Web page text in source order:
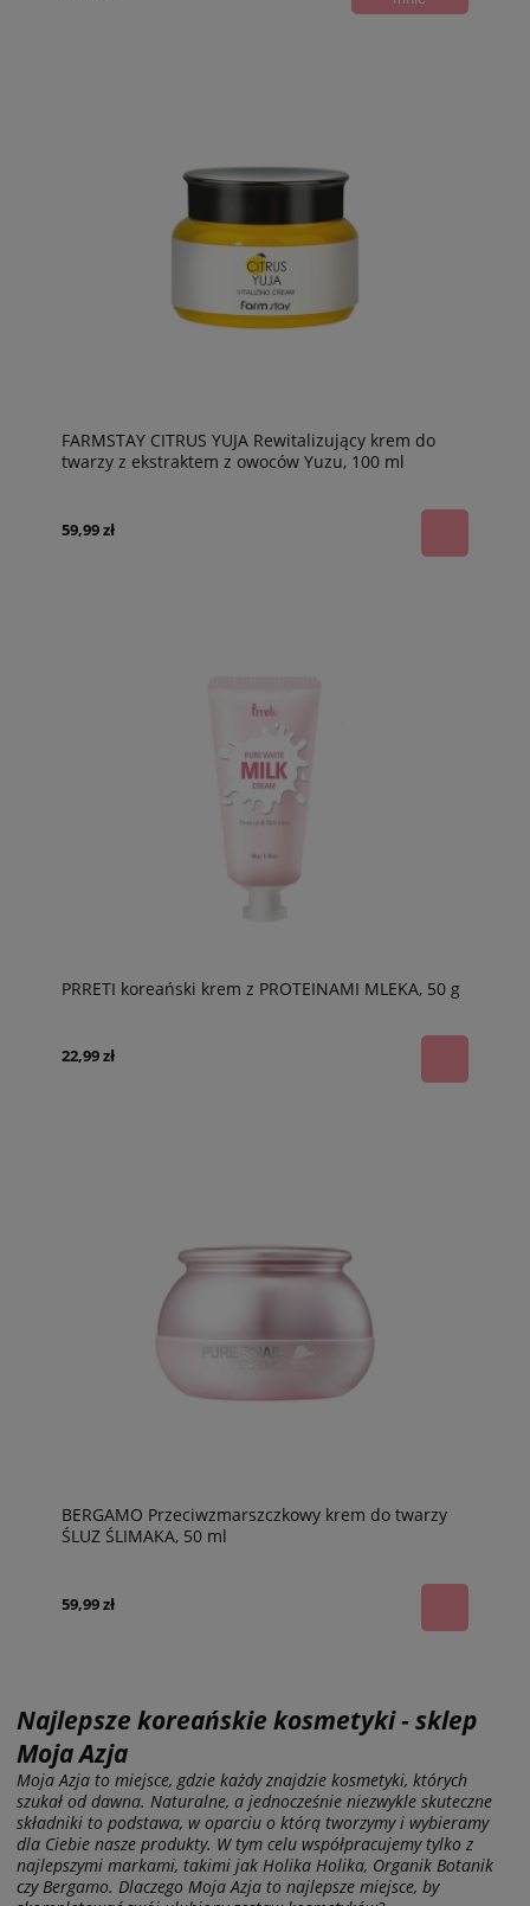
FARMSTAY CITRUS YUJA Rewitalizujący krem do
twarzy z ekstraktem z owoców Yuzu, 100 ml
59,99 zł
PRRETI koreański krem z PROTEINAMI MLEKA, 50 g
22,99 zł
BERGAMO Przeciwzmarszczkowy krem do twarzy
ŚLUZ ŚLIMAKA, 50 ml
59,99 zł
Najlepsze koreańskie kosmetyki - sklep
Moja Azja
Moja Azja to miejsce, gdzie każdy znajdzie kosmetyki, których
szukał od dawna. Naturalne, a jednocześnie niezwykle skuteczne
składniki to podstawa, w oparciu o którą tworzymy i wybieramy
dla Ciebie nasze produkty. W tym celu współpracujemy tylko z
najlepszymi markami, takimi jak Holika Holika, Organik Botanik
czy Bergamo. Dlaczego Moja Azja to najlepsze miejsce, by